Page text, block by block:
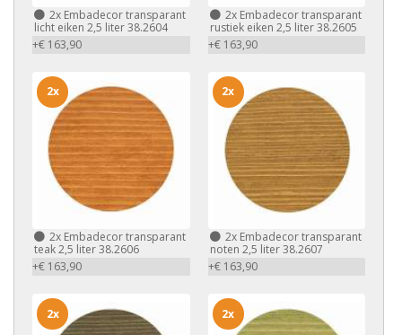
2x Embadecor transparant
licht eiken 2,5 liter 38.2604
+€ 163,90
2xEmbadecor transparant
rustiek eiken 2,5 liter 38.2605
+€ 163,90
2x Embadecor transparant
teak 2,5 liter 38.2606
+€ 163,90
2x
2xEmbadecor transparant
noten 2,5 liter 38.2607
+€ 163,90
2x
2x 2x